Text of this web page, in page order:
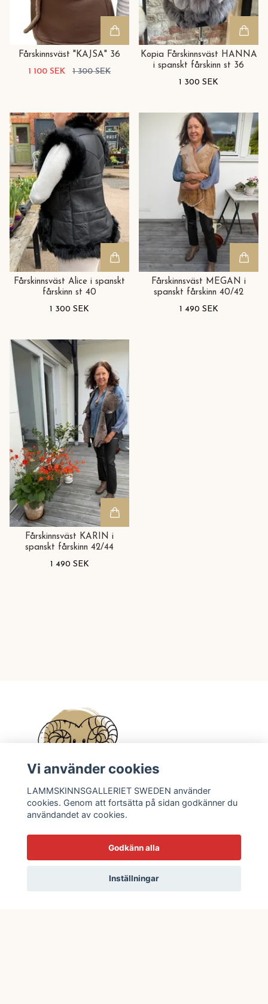
Fårskinnsväst "KAJSA" 36
1 100 SEK
1 300 SEK
Kopia Fårskinnsväst HANNA
i spanskt fårskinn st 36
1 300 SEK
Fårskinnsväst Alice i spanskt
fårskinn st 40
1 300 SEK
Fårskinnsväst MEGAN i
spanskt fårskinn 40/42
1 490 SEK
Fårskinnsväst KARIN i
spanskt fårskinn 42/44
1 490 SEK
TikTok
Vi använder cookies
LAMMSKINNSGALLERIET SWEDEN använder
cookies. Genom att fortsätta på sidan godkänner du
användandet av cookies.
Godkänn alla
Inställningar